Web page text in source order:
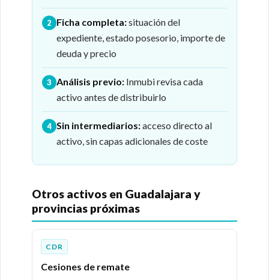
2 Ficha completa:situación del
expediente, estado posesorio, importe de
deuda y precio
3 Análisis previo:Inmubi revisa cada
activo antes de distribuirlo
4 Sin intermediarios:acceso directo al
activo, sin capas adicionales de coste
Otros activos en Guadalajara y
provincias próximas
CDR
Cesiones de remate